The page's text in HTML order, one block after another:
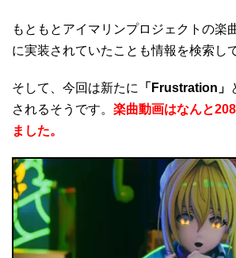
もともとアイマリンプロジェクトの楽
に実装されていたことも情報を検索し
そして、今回は新たに 「Frustration」
されるそうです。 楽曲動画はなんと
ました。